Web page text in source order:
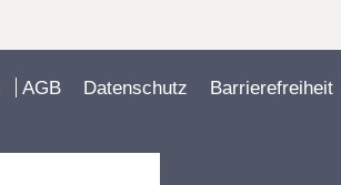
AGB Datenschutz Barrierefreiheit